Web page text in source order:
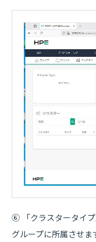
⑥ 「クラスタータイ
グループに所属させま